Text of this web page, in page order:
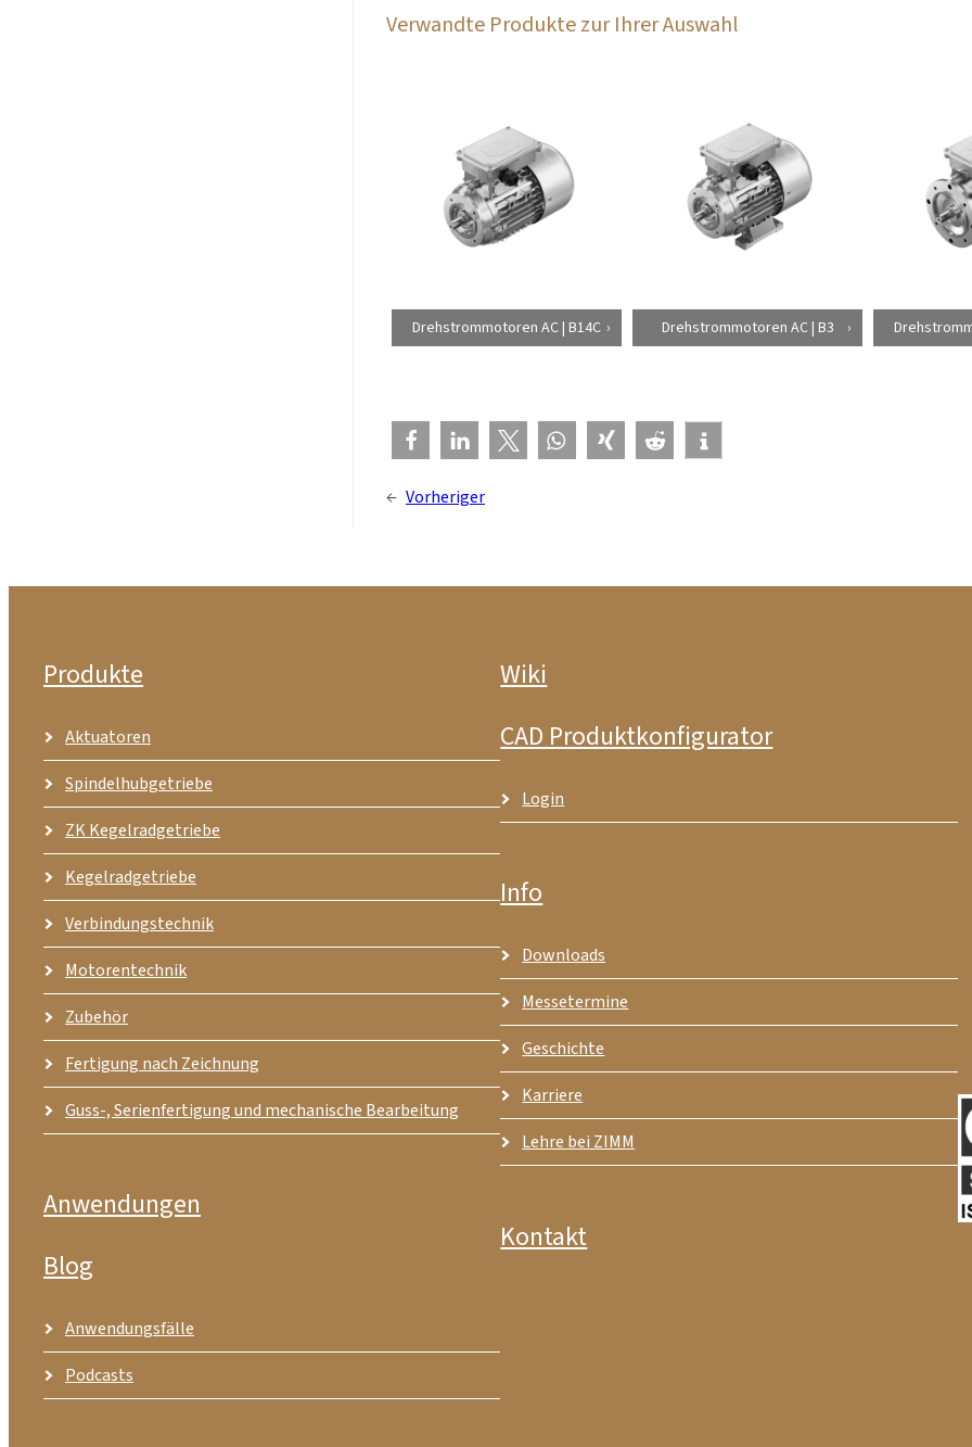
Verwandte Produkte zur Ihrer Auswahl
Drehstrommotoren AC | B14C Drehstrommotoren AC | B3
← Vorheriger
Produkte
Aktuatoren
Spindelhubgetriebe
ZK Kegelradgetriebe
Kegelradgetriebe
Verbindungstechnik
Motorentechnik
Zubehör
Fertigung nach Zeichnung
Guss-, Serienfertigung und mechanische Bearbeitung
Anwendungen
Blog
Anwendungsfälle
Podcasts
Wiki
CAD Produktkonfigurator
Login
Info
Downloads
Messetermine
Geschichte
Karriere
Lehre bei ZIMM
Kontakt